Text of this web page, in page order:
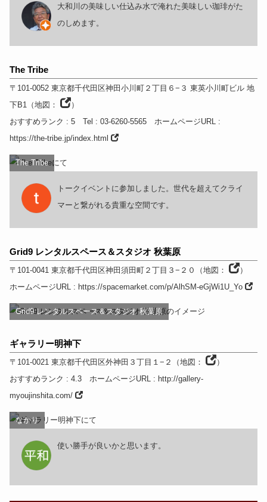
大和川の美味しい仕込み水で淹れた美味しい珈琲がた
のしめます。
The Tribe
〒101-0052 東京都千代田区神田小川町２丁目６−３ 東英小川町ビル 地
下B1（地図：
）
おすすめランク : 5 Tel : 03-6260-5565 ホームページURL:
https://the-tribe.jp/index.html
The Tribe
トークイベントに参加しました。世代を超えてクライ
マーと繋がれる貴重な空間です。
Grid9 レンタルスペース＆スタジオ 秋葉原
〒101-0041 東京都千代田区神田須田町２丁目３−２０ （地図：
）
ホームページURL: https://spacemarket.com/p/AlhSM-eGjWi1U_Yo
Grid9 レンタルスペース＆スタジオ 秋葉原
ギャラリー明神下
〒101-0021 東京都千代田区外神田３丁目１−２ （地図：
）
おすすめランク : 4.3 ホームページURL: http://gallery-
myoujinshita.com/
なかり
使い勝手が良いかと思います。